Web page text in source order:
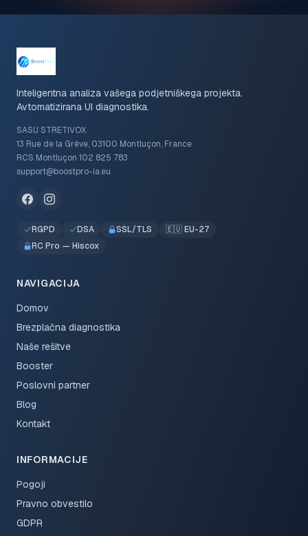
Inteligentna analiza vašega podjetniškega projekta.
Avtomatizirana UI diagnostika.
SASU STRETIVOX
13 Rue de la Grève, 03100 Montluçon, France
RCS Montluçon 102 825 783
support@boostpro-ia.eu
RGPD DSA SSL/TLS
🇪🇺 EU-27
RC Pro — Hiscox
NAVIGACIJA
Domov
Brezplačna diagnostika
Naše rešitve
Booster
Poslovni partner
Blog
Kontakt
INFORMACIJE
Pogoji
Pravno obvestilo
GDPR